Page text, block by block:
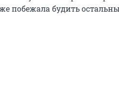
побежала будить